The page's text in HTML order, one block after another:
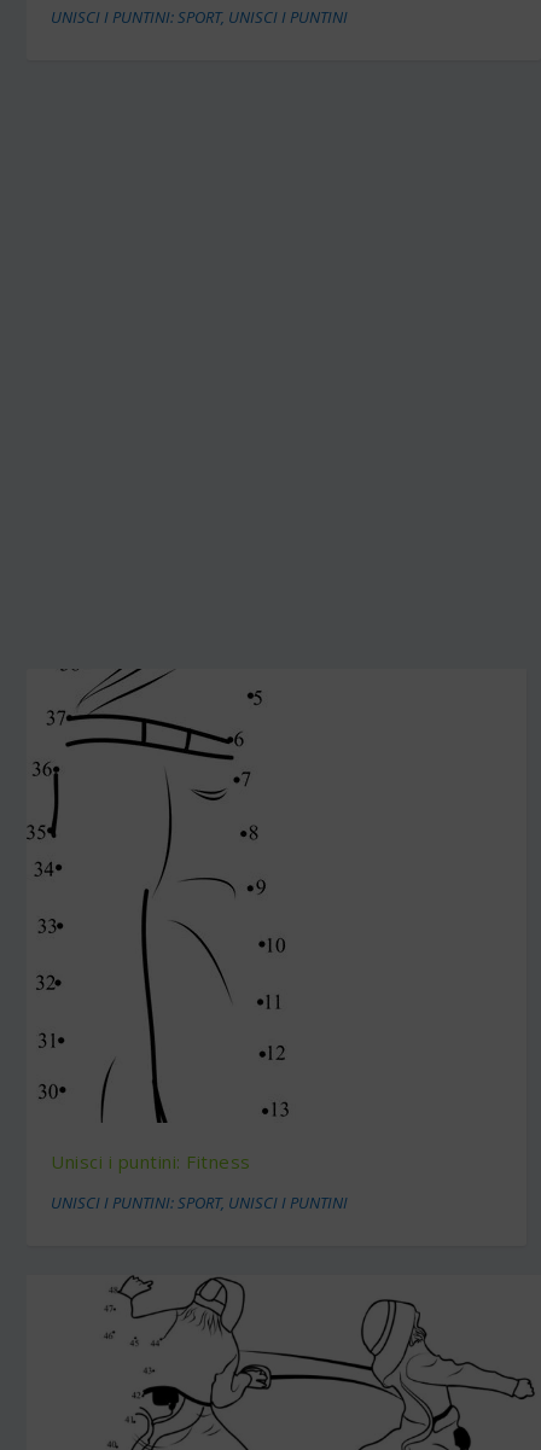
UNISCI I PUNTINI: SPORT, UNISCI I PUNTINI
Unisci i puntini: Fitness
UNISCI I PUNTINI: SPORT, UNISCI I PUNTINI